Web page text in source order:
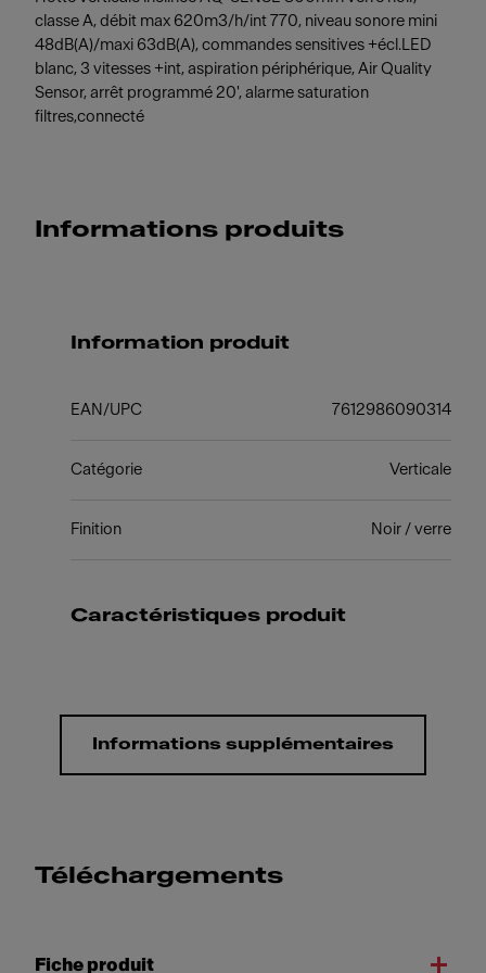
classe A, débit max 620m3/h/int 770, niveau sonore mini
48dB(A)/maxi 63dB(A), commandes sensitives +écl.LED
blanc, 3 vitesses +int, aspiration périphérique, Air Quality
Sensor, arrêt programmé 20', alarme saturation
filtres,connecté
Informations produits
Information produit
EAN/UPC 7612986090314
Catégorie Verticale
Finition Noir / verre
Caractéristiques produit
Informations supplémentaires
Téléchargements
Fiche produit